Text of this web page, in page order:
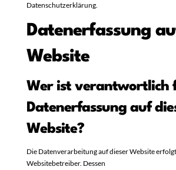
Datenschutzerklärung.
Datenerfassung
Website
Wer ist verantwortlich
Datenerfassung auf
Website?
Die Datenverarbeitung auf dieser Website
Websitebetreiber. Dessen